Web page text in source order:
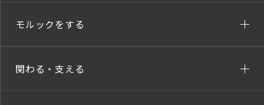
モルックをする
関わる・支える